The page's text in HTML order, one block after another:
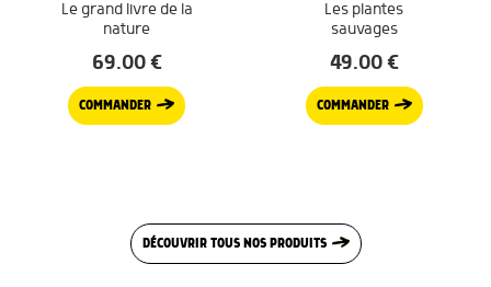
Le grand livre de la
nature
69.00€
COMMANDER
Les plantes
sauvages
49.00€
COMMANDER
DÉCOUVRIR TOUS NOS PRODUITS